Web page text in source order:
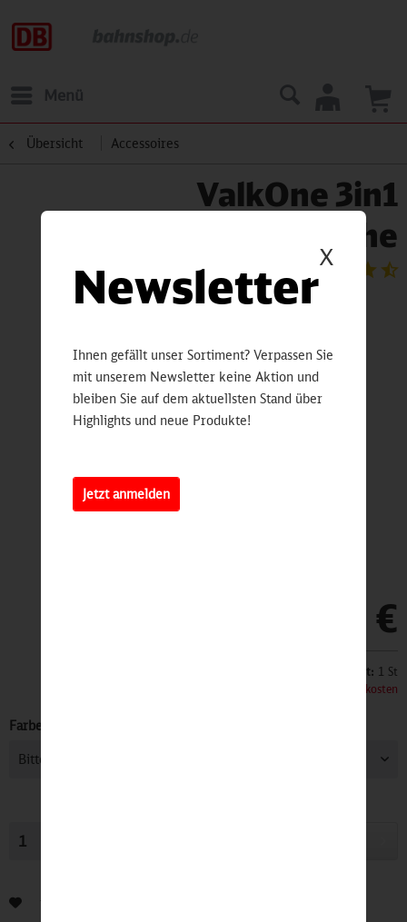
Menü
Übersicht Accessoires
ValkOne 3in1
Fahrradtasche
79,90 €
Inhalt: 1 St
zzgl. Versandkosten
Farbe:
X
Newsletter
Ihnen gefällt unser Sortiment? Verpassen Sie
mit unserem Newsletter keine Aktion und
bleiben Sie auf dem aktuellsten Stand über
Highlights und neue Produkte!
Jetzt anmelden